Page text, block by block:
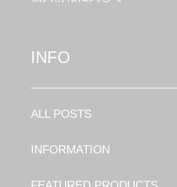
INFO
ALL POSTS
INFORMATION